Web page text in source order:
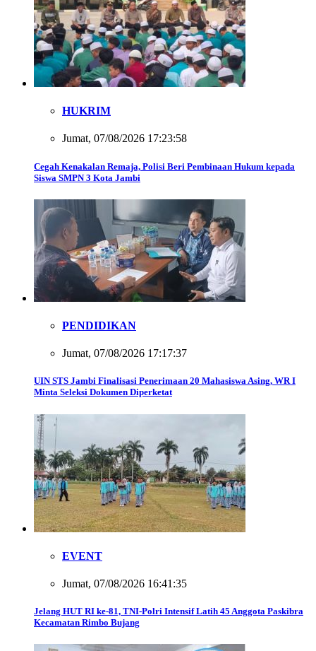
HUKRIM
Jumat, 07/08/2026 17:23:58
Cegah Kenakalan Remaja, Polisi Beri Pembinaan Hukum kepada
Siswa SMPN 3 Kota Jambi
PENDIDIKAN
Jumat, 07/08/2026 17:17:37
UIN STS Jambi Finalisasi Penerimaan 20 Mahasiswa Asing, WR I
Minta Seleksi Dokumen Diperketat
EVENT
Jumat, 07/08/2026 16:41:35
Jelang HUT RI ke-81, TNI-Polri Intensif Latih 45 Anggota Paskibra
Kecamatan Rimbo Bujang